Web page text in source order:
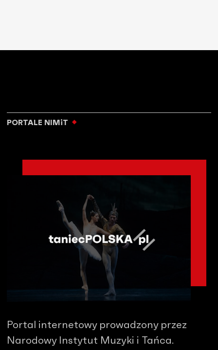
PORTALE NIMiT
Portal internetowy prowadzony przez
Narodowy Instytut Muzyki i Tańca.